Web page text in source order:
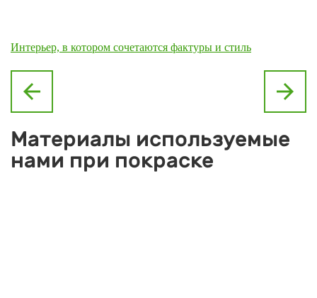
Интерьер, в котором сочетаются фактуры и стиль
arrow_back
arrow_forward
Материалы используемые
нами при покраске